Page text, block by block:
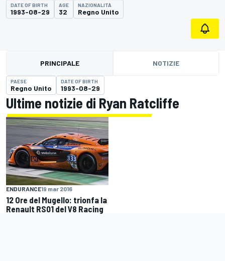
DATE OF BIRTH
1993-08-29
AGE
32
NAZIONALITÀ
Regno Unito
PRINCIPALE NOTIZIE
PAESE
Regno Unito
DATE OF BIRTH
1993-08-29
Ultime notizie di Ryan Ratcliffe
ENDURANCE19 mar 2016
12 Ore del Mugello: trionfa la
Renault RS01 del V8 Racing